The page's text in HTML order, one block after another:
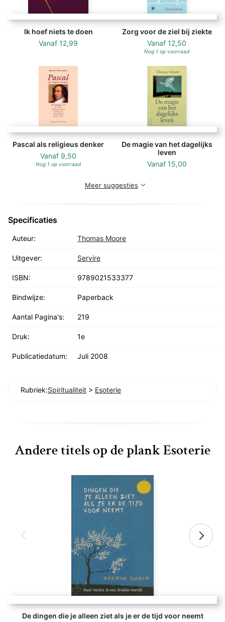
Ik hoef niets te doen
Vanaf 12,99
Zorg voor de ziel bij ziekte
Vanaf 12,50
Nog 1 op voorraad
Pascal als religieus denker
Vanaf 9,50
Nog 1 op voorraad
De magie van het dagelijks
leven
Vanaf 15,00
Meer suggesties
Specificaties
Auteur: Thomas Moore
Uitgever: Servire
ISBN: 9789021533377
Bindwijze: Paperback
Aantal Pagina's: 219
Druk: 1e
Publicatiedatum: Juli 2008
Rubriek:Spiritualiteit > Esoterie
Andere titels op de plank Esoterie
De dingen die je alleen ziet als je er de tijd voor neemt